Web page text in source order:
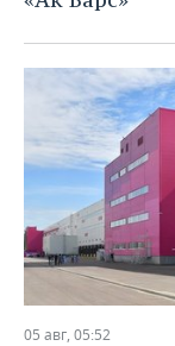
05 авг, 05:52